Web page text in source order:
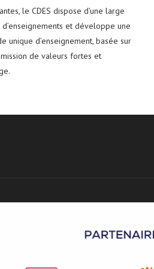
le CDES dispose d’une large
et développe une
unique d’enseignement, basée sur
de valeurs fortes et